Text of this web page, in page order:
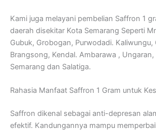
Kami juga melayani pembelian Saffron 1
daerah disekitar Kota Semarang Seperti
Gubuk, Grobogan, Purwodadi. Kaliwungu,
Brangsong, Kendal. Ambarawa ,
Semarang dan Salatiga.
Rahasia Manfaat Saffron 1 Gram untuk
Saffron dikenal sebagai anti-depresan
efektif. Kandungannya mampu